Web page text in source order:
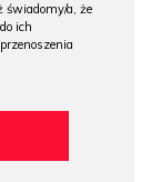
świadomy/a, że
ich